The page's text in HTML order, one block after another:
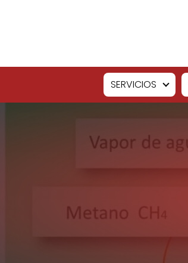
SERVICIOS